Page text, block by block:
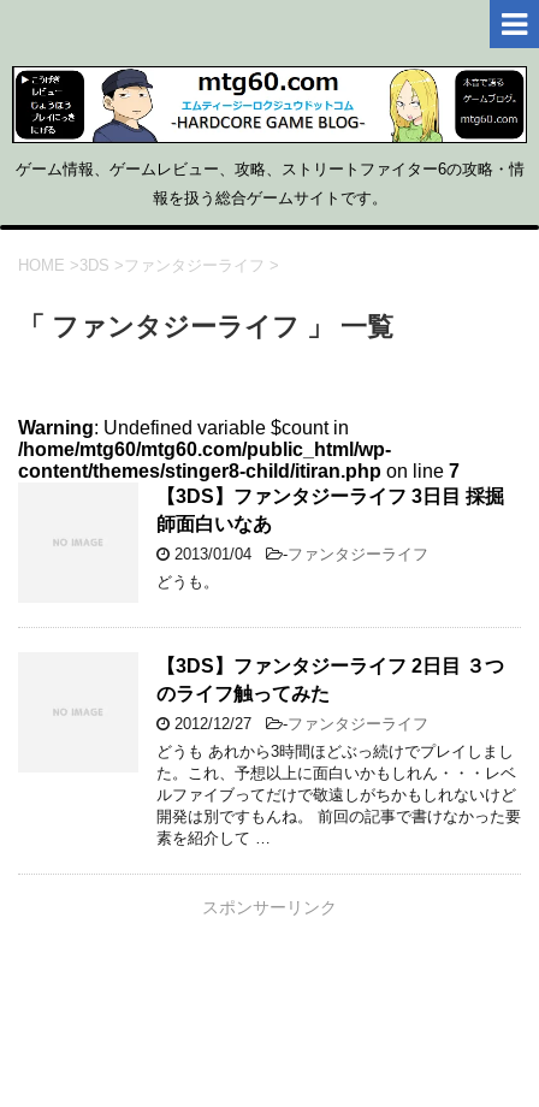
ゲーム情報、ゲームレビュー、攻略、ストリートファイター6の攻略・情
報を扱う総合ゲームサイトです。
HOME >3DS > ファンタジーライフ >
「 ファンタジーライフ 」 一覧
Warning: Undefined variable $count in
/home/mtg60/mtg60.com/public_html/wp-
content/themes/stinger8-child/itiran.php on line 7
【3DS】ファンタジーライフ 3日目 採掘
師面白いなあ
2013/01/04 -ファンタジーライフ
どうも。
【3DS】ファンタジーライフ 2日目 ３つ
のライフ触ってみた
2012/12/27 -ファンタジーライフ
どうも あれから3時間ほどぶっ続けでプレイしまし
た。これ、予想以上に面白いかもしれん・・・レベ
ルファイブってだけで敬遠しがちかもしれないけど
開発は別ですもんね。 前回の記事で書けなかった要
素を紹介して …
スポンサーリンク